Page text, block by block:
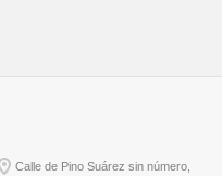
Calle de Pino Suárez sin número,